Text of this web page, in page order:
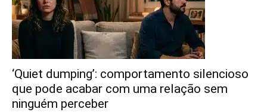
‘Quiet dumping’: comportamento silencioso
que pode acabar com uma relação sem
ninguém perceber